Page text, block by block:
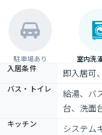
駐車場あり 室内洗
入居条件 即入居可
バス・トイレ
給湯、バ
台、洗面
キッチン
システム